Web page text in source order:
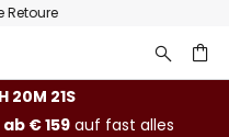
20M 21S
ab € 159auf fast alles